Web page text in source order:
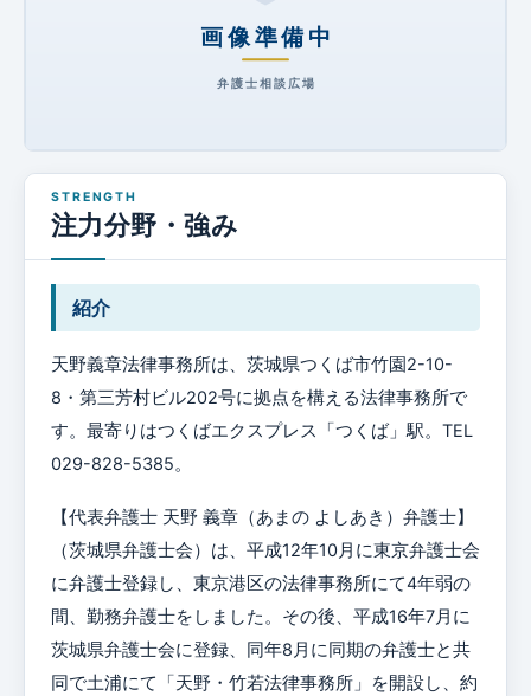
注力分野・強み
紹介
天野義章法律事務所は、茨城県つくば市竹園2-10-
8・第三芳村ビル202号に拠点を構える法律事務所で
す。最寄りはつくばエクスプレス「つくば」駅。TEL
029-828-5385。
【代表弁護士 天野 義章（あまの よしあき）弁護士】
（茨城県弁護士会）は、平成12年10月に東京弁護士会
に弁護士登録し、東京港区の法律事務所にて4年弱の
間、勤務弁護士をしました。その後、平成16年7月に
茨城県弁護士会に登録、同年8月に同期の弁護士と共
同で土浦にて「天野・竹若法律事務所」を開設し、約